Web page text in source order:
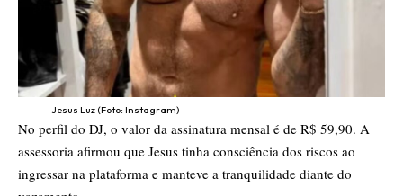
Jesus Luz (Foto: Instagram)
No perfil do DJ, o valor da assinatura mensal é de R$ 59,90. A
assessoria afirmou que Jesus tinha consciência dos riscos ao
ingressar na plataforma e manteve a tranquilidade diante do